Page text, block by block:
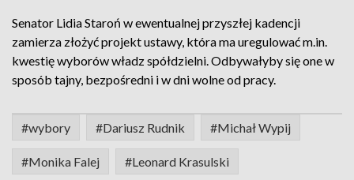
Senator Lidia Staroń w ewentualnej przyszłej kadencji
zamierza złożyć projekt ustawy, która ma uregulować m.in.
kwestię wyborów władz spółdzielni. Odbywałyby się one w
sposób tajny, bezpośredni i w dni wolne od pracy.
#wybory #Dariusz Rudnik #Michał Wypij
#Monika Falej #Leonard Krasulski